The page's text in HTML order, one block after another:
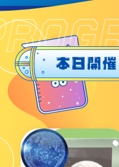
大村智名誉館長
サイエンスショー
中庭テラス
多目的ホール
作品展
科学作品展